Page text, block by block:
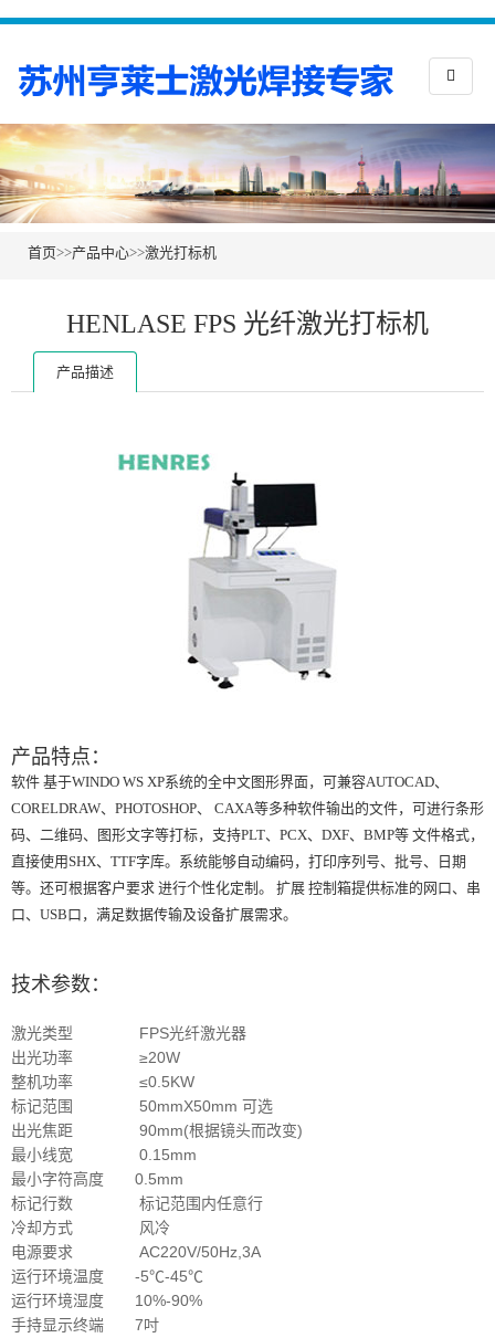
首页>>产品中心>>激光打标机
HENLASE FPS 光纤激光打标机
产品描述
产品特点：
软件 基于WINDO WS XP系统的全中文图形界面，可兼容AUTOCAD、
CORELDRAW、PHOTOSHOP、 CAXA等多种软件输出的文件，可进行条形
码、二维码、图形文字等打标，支持PLT、PCX、DXF、BMP等 文件格式，
直接使用SHX、TTF字库。系统能够自动编码，打印序列号、批号、日期
等。还可根据客户要求 进行个性化定制。 扩展 控制箱提供标准的网口、串
口、USB口，满足数据传输及设备扩展需求。
技术参数：
激光类型 FPS光纤激光器
出光功率 ≥20W
整机功率 ≤0.5KW
标记范围 50mmX50mm 可选
出光焦距 90mm(根据镜头而改变)
最小线宽 0.15mm
最小字符高度 0.5mm
标记行数 标记范围内任意行
冷却方式 风冷
电源要求 AC220V/50Hz,3A
运行环境温度 -5℃-45℃
运行环境湿度 10%-90%
手持显示终端 7吋